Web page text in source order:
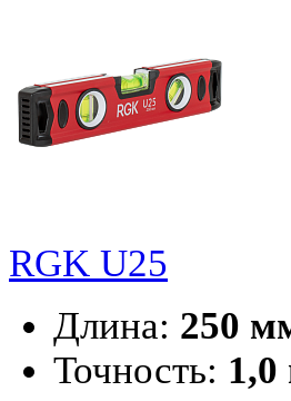
RGK U25
Длина: 250
Точность: